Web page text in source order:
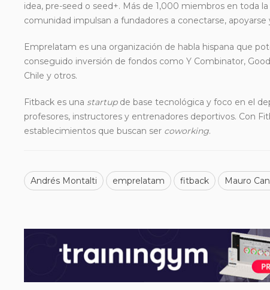
idea, pre-seed o seed+. Más de 1,000 miembros en toda
comunidad impulsan a fundadores a conectarse,
Emprelatam es una organización de habla hispana que
conseguido inversión de fondos como Y Combinator,
Chile y otros.
Fitback es una startupde base tecnológica y foco en el
profesores, instructores y entrenadores deportivos. Con
establecimientos que buscan ser coworking.
Andrés Montalti emprelatam fitback Mauro